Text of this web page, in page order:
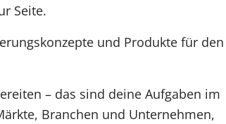
Seite.
und Produkte für den
– das sind deine Aufgaben im
Branchen und Unternehmen,